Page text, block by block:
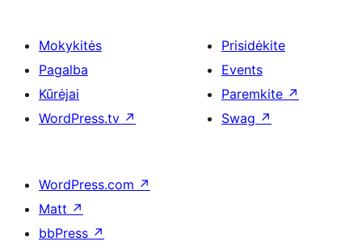
Mokykitės
Pagalba
Kūrėjai
WordPress.tv ↗
Prisidėkite
Events
Paremkite ↗
Swag ↗
WordPress.com ↗
Matt ↗
bbPress ↗